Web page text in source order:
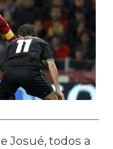
Josué, todos a